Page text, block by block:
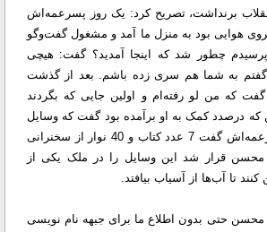
برنداشت، تصریح کرد: یک روز پسرعمه‌اش
هوایی بود به منزل ما آمد و مشغول گفت‌وگو
چطور شد که اینجا آمدید؟ گفت: هیچی
گفتم به شما هم سری زده باشم. بعد از گذشت
که من لو رفته‌ام و اولین جایی که بگردند
درصدد کمک به او برآمده بود گفت که وسایل
همراهت چیست؟ پسرعمه‌اش گفت 7 عدد کتاب و 40 نوار از سخنرانی
محسن قرار شد این وسایل را در ملک یکی از
تا آب‌ها از آسیاب بیافتد.
محسن حتی بدون اطلاع ما برای جبهه نام نویسی